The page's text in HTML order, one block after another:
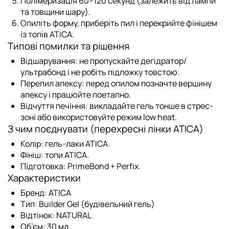
та товщини шару).
Опиліть форму, приберіть пил і перекрийте фінішем
ізтопів ATICA.
Типові помилки та рішення
Відшарування: не пропускайте дегідратор/
ультрабонд і не робіть підложку товстою.
Перепил апексу: перед опилом позначте вершину
апексу і працюйте поетапно.
Відчуття печіння: викладайте гель тонше в стрес-
зоні або використовуйте режим low heat.
З чим поєднувати (перехресні лінки ATICA)
Колір: гель-лаки ATICA.
Фініш:топи ATICA.
Підготовка: PrimeBond+Perfix.
Характеристики
Бренд:ATICA
Тип: Builder Gel (будівельний гель)
Відтінок: NATURAL
Об’єм:30 мл